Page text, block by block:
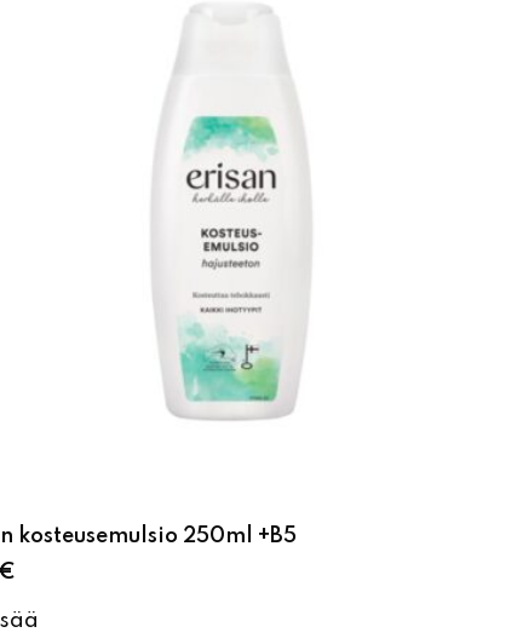
kosteusemulsio 250ml +B5
€